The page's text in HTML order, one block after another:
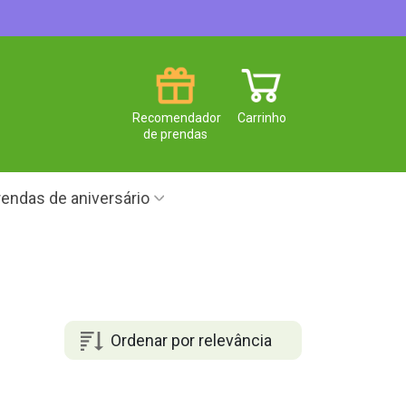
Carrinho
Recomendador
de prendas
de aniversário
Ordenar por relevância